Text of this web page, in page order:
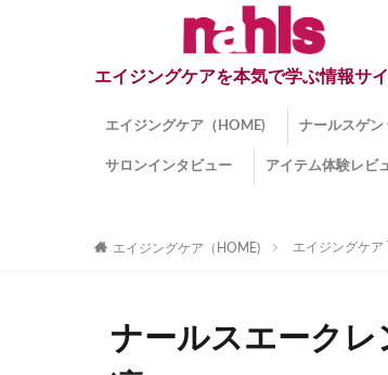
エイジングケアを本気で学ぶ情報サ
エイジングケア（HOME) ナールスゲン
ナールスゲン
ナールスゲン
サロンインタビュー アイテム体験レビ
エイジングケア（HOME) エイジングケア
ナールスエーク